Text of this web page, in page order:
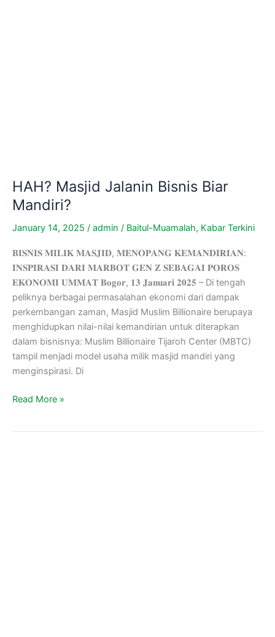
HAH? Masjid Jalanin Bisnis Biar
Mandiri?
January 14, 2025 / admin / Baitul-Muamalah, Kabar Terkini
𝐁𝐈𝐒𝐍𝐈𝐒 𝐌𝐈𝐋𝐈𝐊 𝐌𝐀𝐒𝐉𝐈𝐃, 𝐌𝐄𝐍𝐎𝐏𝐀𝐍𝐆 𝐊𝐄𝐌𝐀𝐍𝐃𝐈𝐑𝐈𝐀𝐍:
𝐈𝐍𝐒𝐏𝐈𝐑𝐀𝐒𝐈 𝐃𝐀𝐑𝐈 𝐌𝐀𝐑𝐁𝐎𝐓 𝐆𝐄𝐍 𝐙 𝐒𝐄𝐁𝐀𝐆𝐀𝐈 𝐏𝐎𝐑𝐎𝐒
𝐄𝐊𝐎𝐍𝐎𝐌𝐈 𝐔𝐌𝐌𝐀𝐓 𝐁𝐨𝐠𝐨𝐫, 𝟏𝟑 𝐉𝐚𝐧𝐮𝐚𝐫𝐢 𝟐𝟎𝟐𝟓 – Di tengah
peliknya berbagai permasalahan ekonomi dari dampak
perkembangan zaman, Masjid Muslim Billionaire berupaya
menghidupkan nilai-nilai kemandirian untuk diterapkan
dalam bisnisnya: Muslim Billionaire Tijaroh Center (MBTC)
tampil menjadi model usaha milik masjid mandiri yang
menginspirasi. Di
Read More »